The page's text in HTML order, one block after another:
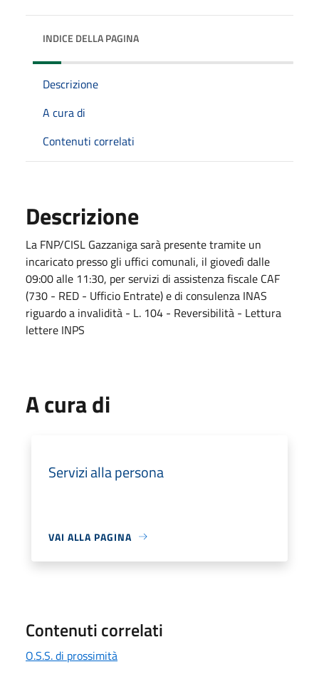
INDICE DELLA PAGINA
Descrizione
A cura di
Contenuti correlati
Descrizione
La FNP/CISL Gazzaniga sarà presente tramite un
incaricato presso gli uffici comunali, il giovedì dalle
09:00 alle 11:30, per servizi di assistenza fiscale CAF
(730 - RED - Ufficio Entrate) e di consulenza INAS
riguardo a invalidità - L. 104 - Reversibilità - Lettura
lettere INPS
A cura di
Servizi alla persona
VAI ALLA PAGINA
Contenuti correlati
O.S.S. di prossimità